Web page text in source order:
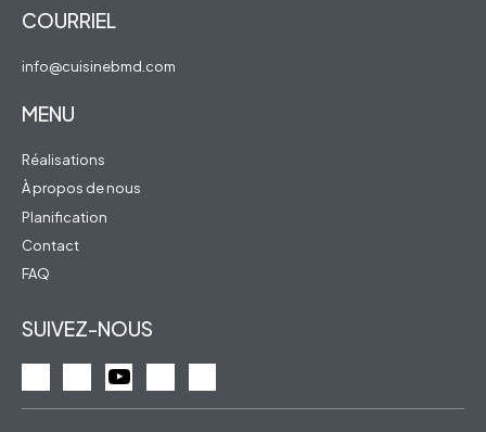
COURRIEL
info@cuisinebmd.com
MENU
Réalisations
À propos de nous
Planification
Contact
FAQ
SUIVEZ-NOUS